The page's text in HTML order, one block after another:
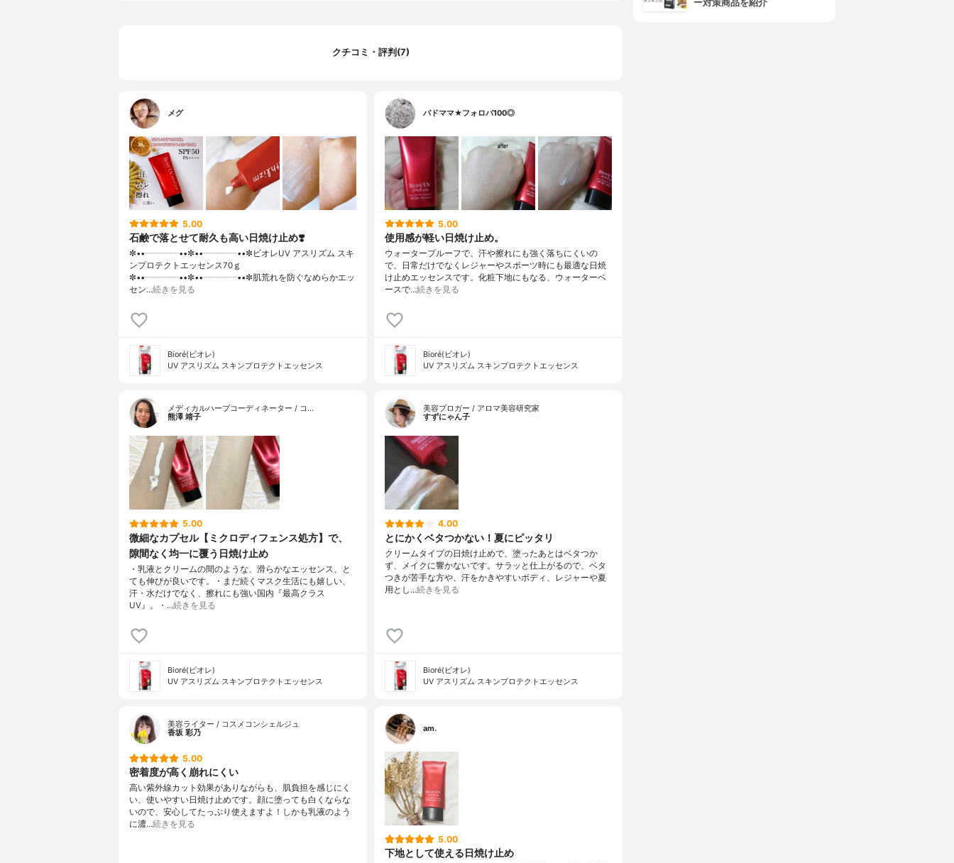
ルキル（C12-15）、グリセリン、プロパンジオール、水酸化K、ベヘン酸グリ
ルゼリーエキス、ヒアルロン酸Na、フェノキシエタノール、香料
クチコミ・評判(7)
メグ
5.00
石鹸で落とせて耐久も高い日焼け止め❣️
✼••┈┈┈┈••✼••┈┈┈┈••✼ビオレUV アスリズム スキ
ンプロテクトエッセンス70ｇ
✼••┈┈┈┈••✼••┈┈┈┈••✼肌荒れを防ぐなめらかエッ
セン…続きを見る
Bioré(ビオレ)
UV アスリズム スキンプロテクトエッセンス
バドママ★フォロバ100◎
5.00
使用感が軽い日焼け止め。
ウォータープルーフで、汗や擦れにも強く落ちにくいの
で、日常だけでなくレジャーやスポーツ時にも最適な日焼
け止めエッセンスです。化粧下地にもなる、ウォーターベ
ースで…続きを見る
Bioré(ビオレ)
UV アスリズム スキンプロテクトエッセンス
メディカルハーブコーディネーター / コ…
熊澤 靖子
5.00
微細なカプセル【ミクロディフェンス処方】で、
隙間なく均一に覆う日焼け止め
・乳液とクリームの間のような、滑らかなエッセンス、と
ても伸びが良いです。・まだ続くマスク生活にも嬉しい、
汗・水だけでなく、擦れにも強い国内『最高クラス
UV』。・…続きを見る
Bioré(ビオレ)
UV アスリズム スキンプロテクトエッセンス
美容ブロガー / アロマ美容研究家
すずにゃん子
4.00
とにかくベタつかない！夏にピッタリ
クリームタイプの日焼け止めで、塗ったあとはベタつか
ず、メイクに響かないです。サラッと仕上がるので、ベタ
つきが苦手な方や、汗をかきやすいボディ、レジャーや夏
用とし…続きを見る
Bioré(ビオレ)
UV アスリズム スキンプロテクトエッセンス
美容ライター / コスメコンシェルジュ
香坂 彩乃
5.00
密着度が高く崩れにくい
高い紫外線カット効果がありながらも、肌負担を感じにく
い、使いやすい日焼け止めです。顔に塗っても白くならな
いので、安心してたっぷり使えますよ！しかも乳液のよう
に濃…続きを見る
am.
5.00
下地として使える日焼け止め
ー対策商品を紹介